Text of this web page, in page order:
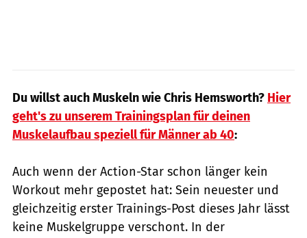
Du willst auch Muskeln wie Chris Hemsworth? Hier
geht's zu unserem Trainingsplan für deinen
Muskelaufbau speziell für Männer ab 40:
Auch wenn der Action-Star schon länger kein
Workout mehr gepostet hat: Sein neuester und
gleichzeitig erster Trainings-Post dieses Jahr lässt
keine Muskelgruppe verschont. In der